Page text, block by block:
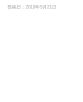
投稿日： 2019年5月21日